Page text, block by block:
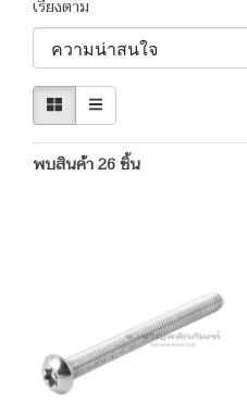
เรียงตาม
พบสินค้า 26 ชิ้น